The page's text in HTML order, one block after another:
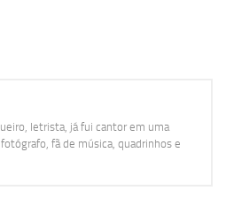
letrista, já fui cantor em uma
fã de música, quadrinhos e